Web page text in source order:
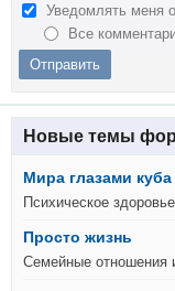
Уведомлять меня
Все
Новые темы
Мира глазами куба
Психическое здоровье
Просто жизнь
Семейные отношения